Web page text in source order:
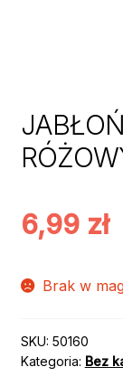
6,99 zł
Brak w
SKU: 50160
Kategoria: Bez